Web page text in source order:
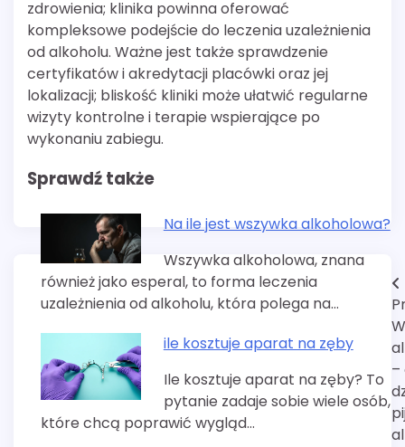
zdrowienia; klinika powinna oferować
kompleksowe podejście do leczenia uzależnienia
od alkoholu. Ważne jest także sprawdzenie
certyfikatów i akredytacji placówki oraz jej
lokalizacji; bliskość kliniki może ułatwić regularne
wizyty kontrolne i terapie wspierające po
wykonaniu zabiegu.
Sprawdź także
Na ile jest wszywka alkoholowa?
Wszywka alkoholowa, znana
również jako esperal, to forma leczenia
uzależnienia od alkoholu, która polega na…
ile kosztuje aparat na zęby
Ile kosztuje aparat na zęby? To
pytanie zadaje sobie wiele osób,
które chcą poprawić wygląd…
Nawigacja
–